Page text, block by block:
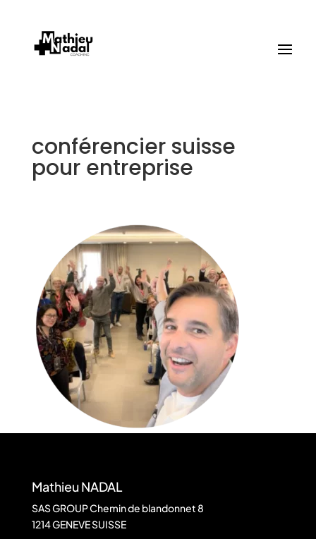
conférencier suisse
pour entreprise
Mathieu NADAL
SAS GROUP Chemin de blandonnet 8
1214 GENEVE SUISSE